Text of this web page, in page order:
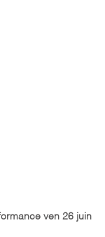
ven 26 juin